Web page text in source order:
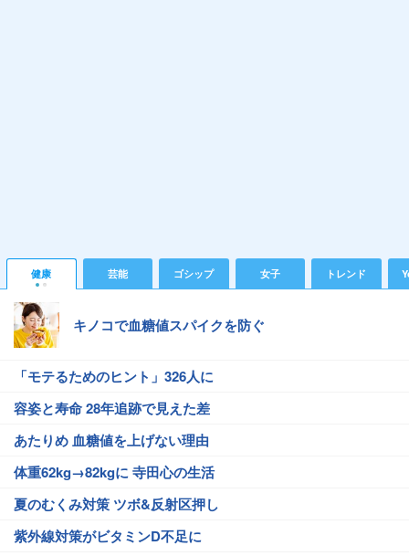
健康 芸能 ゴシップ 女子 トレンド
キノコで血糖値スパイクを防ぐ
「モテるためのヒント」326人に
容姿と寿命 28年追跡で見えた差
あたりめ 血糖値を上げない理由
体重62kg→82kgに 寺田心の生活
夏のむくみ対策 ツボ&反射区押し
紫外線対策がビタミンD不足に